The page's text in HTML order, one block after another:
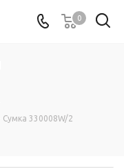
0
Сумка 330008W/2